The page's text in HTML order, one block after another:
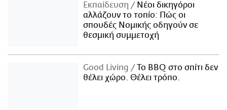
Εκπαίδευση
Νέοι δικηγόροι
αλλάζουν το τοπίο: Πώς οι
σπουδές Νομικής οδηγούν σε
θεσμική συμμετοχή
Good Living
Το BBQ στο σπίτι δεν
θέλει χώρο. Θέλει τρόπο.